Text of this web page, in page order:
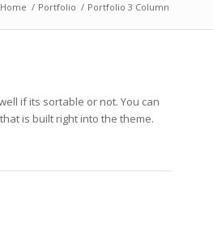
Home / Portfolio / Portfolio 3 Column
if its sortable or not. You can
is built right into the theme.